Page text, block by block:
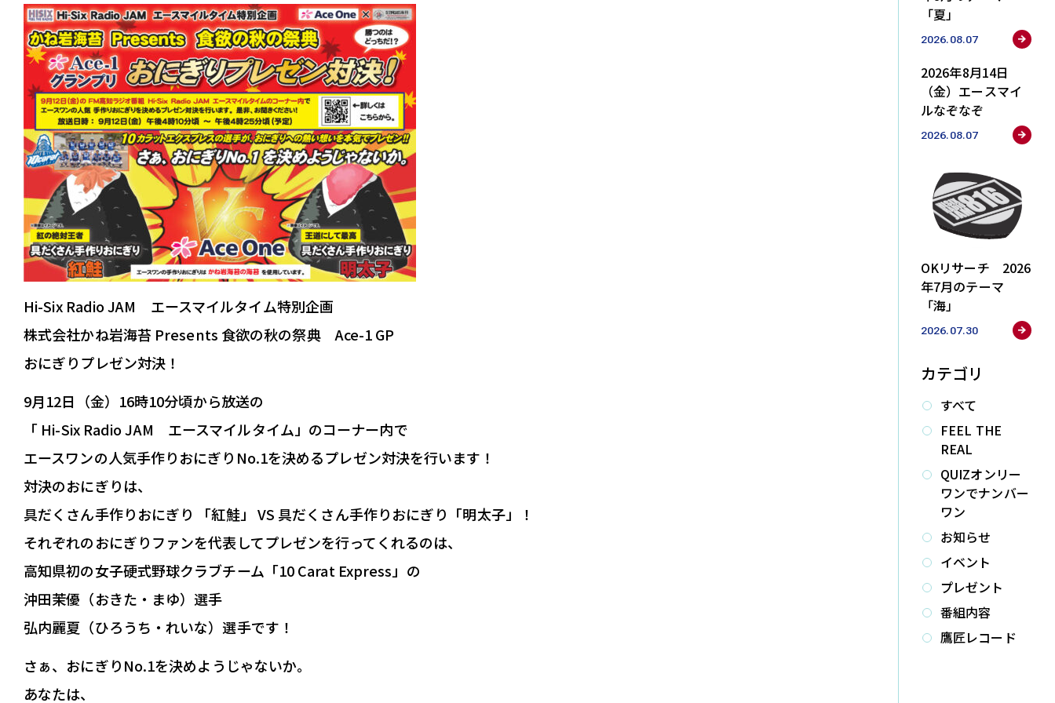
Hi-Six Radio JAM エースマイルタイム特別企画
株式会社かね岩海苔 Presents 食欲の秋の祭典 Ace-1 GP
おにぎりプレゼン対決！
9月12日（金）16時10分頃から放送の
「 Hi-Six Radio JAM エースマイルタイム」のコーナー内で
エースワンの人気手作りおにぎりNo.1を決めるプレゼン対決を行います！
対決のおにぎりは、
具だくさん手作りおにぎり 「紅鮭」 VS 具だくさん手作りおにぎり「明太子」！
それぞれのおにぎりファンを代表してプレゼンを行ってくれるのは、
高知県初の女子硬式野球クラブチーム「10 Carat Express」の
沖田茉優（おきた・まゆ）選手
弘内麗夏（ひろうち・れいな）選手です！
さぁ、おにぎりNo.1を決めようじゃないか。
あなたは、
「夏」
2026.08.07
2026年8月14日
（金）エースマイ
ルなぞなぞ
2026.08.07
OKリサーチ 2026
年7月のテーマ
「海」
2026.07.30
カテゴリ
すべて
FEEL THE
REAL
QUIZオンリー
ワンでナンバー
ワン
お知らせ
イベント
プレゼント
番組内容
鷹匠レコード
スマホ PC タブレット
radikoで聴く
高知県内にいる方は無料で、高知県外にいる方はradikoプレミアム（有料）へ入会いただくことでお楽しみいただけま
す。
さらに、タイムフリー機能で過去一週間分の番組を聴くこともできます。
radikoアプリダウンロードはこちら
スマホ
Podcastで聴く
無料で聴ける音声コンテンツを配信しています。
端末にダウンロードしておけばオフラインでも聴くことができ、通信料を気にせずにお楽しみいただけます。
Podcastアプリダウンロードはこちら